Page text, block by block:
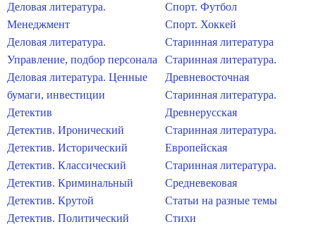
Деловая литература.
Менеджмент
Деловая литература.
Управление, подбор персонала
Деловая литература. Ценные
бумаги, инвестиции
Детектив
Детектив. Иронический
Детектив. Исторический
Детектив. Классический
Детектив. Криминальный
Детектив. Крутой
Детектив. Политический
Спорт. Футбол
Спорт. Хоккей
Старинная литература
Старинная литература.
Древневосточная
Старинная литература.
Древнерусская
Старинная литература.
Европейская
Старинная литература.
Средневековая
Статьи на разные темы
Стихи